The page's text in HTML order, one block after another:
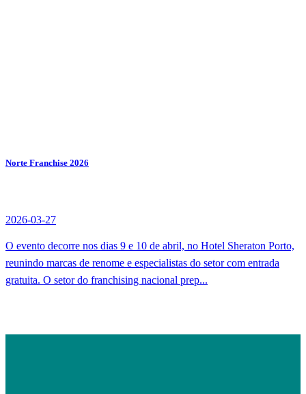
Norte Franchise 2026
2026-03-27
O evento decorre nos dias 9 e 10 de abril, no Hotel Sheraton Porto,
reunindo marcas de renome e especialistas do setor com entrada
gratuita. O setor do franchising nacional prep...